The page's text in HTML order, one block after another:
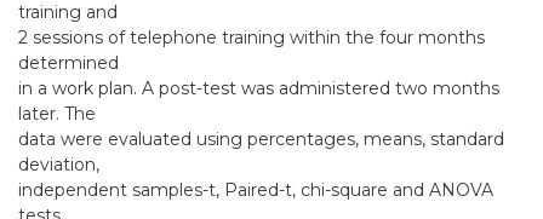
training and
2 sessions of telephone training within the four months
determined
in a work plan. A post-test was administered two months
later. The
data were evaluated using percentages, means, standard
deviation,
independent samples-t, Paired-t, chi-square and ANOVA